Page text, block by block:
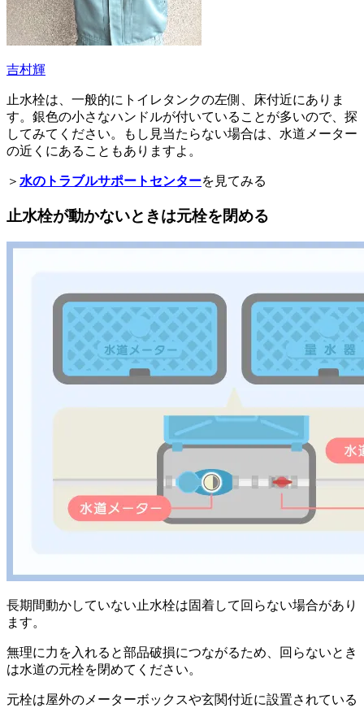
吉村輝
止水栓は、一般的にトイレタンクの左側、床付近にありま
す。銀色の小さなハンドルが付いていることが多いので、探
してみてください。もし見当たらない場合は、水道メーター
の近くにあることもありますよ。
＞ 水のトラブルサポートセンターを見てみる
止水栓が動かないときは元栓を閉める
長期間動かしていない止水栓は固着して回らない場合があり
ます。
無理に力を入れると部品破損につながるため、回らないとき
は水道の元栓を閉めてください。
元栓は屋外のメーターボックスや玄関付近に設置されている